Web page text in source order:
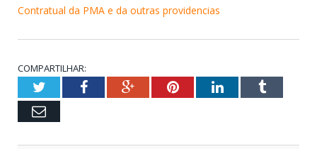
Contratual da PMA e da outras providencias
COMPARTILHAR:
TwitterFacebookGoogle+PinterestLinkedInTumblr
Email